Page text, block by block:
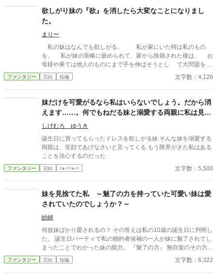
れをお城の窓から妹は見ていて不満を抱く。 妹は騒いだ。 「お
姉さまズルい！！」 そう言って姉の着ていたドレスや宝石を奪
う。 しかし………… 末娘のお願いがこのままでは叶えられな
いと気付いた母親はやっと重い腰を上げた。愛する末娘の為に母
親は無い頭を振り絞って素晴らしい方法を見つけた。 それは
『悪魔召喚』 悪魔に願い、 妹は『姉の全てを手に入れる』
……── ※作中は［姉視点］です。 ※一話が短くブツブツ進みま
す ◇ふんわり世界観。ゆるふわ設定。 ◇ご都合展開。矛盾もある
かも。 ◇なろうにも上げました。
欲しがり妹の『欲』を消したら大変なことになりまし
た。
まりー
私の妹はなんでも欲しがる。 私が家にいた時は私のもの
を。 私が妹の策略に嵌められて、家から除籍された後は、 お
母様や果ては他人のものにまで手を伸ばそうとし て大問題を起
こす。 だから、お父様は森の魔女様に妹の『欲』を取り出 し
てもらうことにしたらしいが…。
る「欲張りな妹」の欲が消えたら…というお 話です。欲って大
事よね？ 読んで頂けたら励みになります！
〜 〜 〜 〜 〜 〜 〜 〜 〜 〜 〜 〜 〜 不慣れな
もので、改行が酷いことになっていたので直しました。 ご迷惑お
かけしました。
ファンタジー 完結 短編 文字数：4,126
妹だけを可愛がるなら私はいらないでしょう。だから消
えます……。何でもねだる妹と溺愛する両親に私は見切
りをつける。
しげむろ ゆうき
誕生日に買ってもらったドレスを欲しがる妹 そんな妹を溺愛する
両親は、笑顔であげなさいと言ってくる もう限界がきた私はある
ことを決心するのだった
ファンタジー 完結 ｼｮｰﾄｼｮｰﾄ 文字数：5,500
妹を見捨てた私 ～魅了の力を持っていた可愛い妹は愛
されていたのでしょうか？～
紗綺
何故妹ばかり愛されるの？ その答えは私の10歳の誕生日に判明し
た。 誕生日パーティで私の婚約者候補の一人が妹に魅了されてし
まったことでわかった妹の能力。 『魅了の力』 無自覚のその力で
周囲の人間を魅了していた。 お父様お母様が妹を溺愛していたの
も魅了の力に一因があったと。 魅了の力を制御できない妹は魔法
ファンタジー 完結 短編 文字数：6,322